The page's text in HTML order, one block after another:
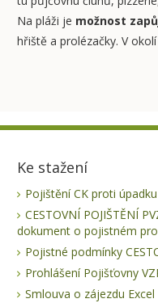
Na pláži je možnost
hřiště a prolézačky. V
Ke stažení
Pojištění CK proti
CESTOVNÍ POJIŠTĚNÍ
dokument o pojistném
Pojistné podmínky
Prohlášení Pojišťovny
Smlouva o zájezdu Excel